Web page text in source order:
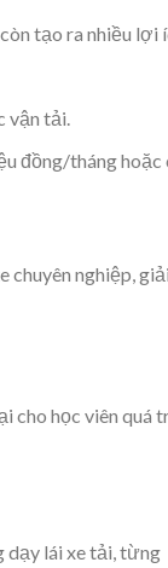
tạo ra nhiều lợi
vận tải.
đồng/tháng hoặc
chuyên nghiệp, giải
cho học viên quá
dạy lái xe tải, từng